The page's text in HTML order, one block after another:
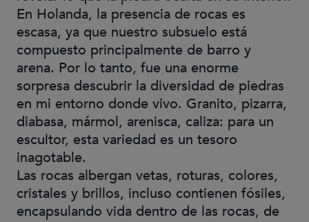
En Holanda, la presencia de rocas es
escasa, ya que nuestro subsuelo está
compuesto principalmente de barro y
arena. Por lo tanto, fue una enorme
sorpresa descubrir la diversidad de piedras
en mi entorno donde vivo. Granito, pizarra,
diabasa, mármol, arenisca, caliza: para un
escultor, esta variedad es un tesoro
inagotable.
Las rocas albergan vetas, roturas, colores,
cristales y brillos, incluso contienen fósiles,
encapsulando vida dentro de las rocas, de